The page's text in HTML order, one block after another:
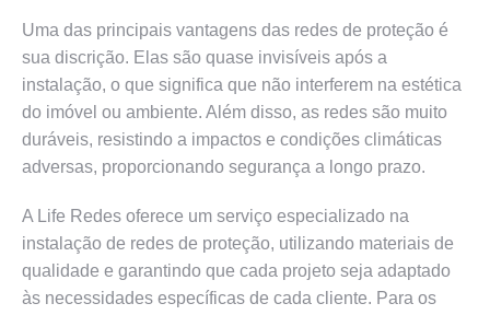
Uma das principais vantagens das redes de proteção é
sua discrição. Elas são quase invisíveis após a
instalação, o que significa que não interferem na estética
do imóvel ou ambiente. Além disso, as redes são muito
duráveis, resistindo a impactos e condições climáticas
adversas, proporcionando segurança a longo prazo.
A Life Redes oferece um serviço especializado na
instalação de redes de proteção, utilizando materiais de
qualidade e garantindo que cada projeto seja adaptado
às necessidades específicas de cada cliente. Para os